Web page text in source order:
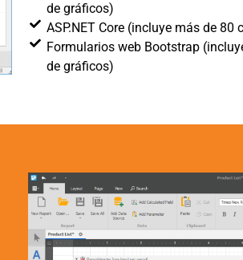
de gráficos)
ASP.NET Core (incluye más de
Formularios web Bootstrap
de gráficos)